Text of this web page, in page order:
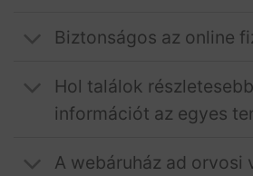
Biztonságos az online
Hol találok részletesebb
információt az egyes
A webáruház ad orvosi